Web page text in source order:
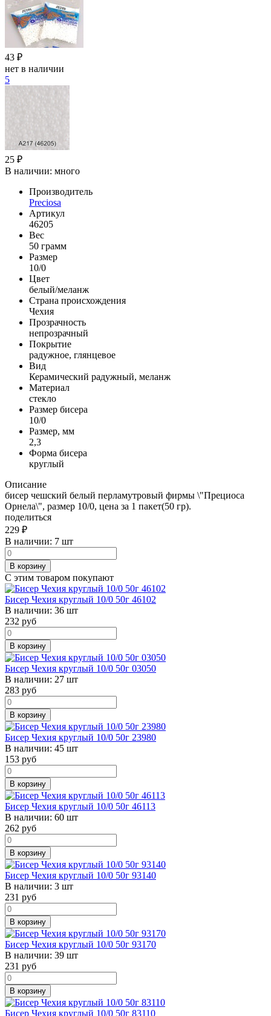
43 ₽
нет в наличии
5
25 ₽
В наличии: много
Производитель
Preciosa
Артикул
46205
Вес
50 грамм
Размер
10/0
Цвет
белый/меланж
Страна происхождения
Чехия
Прозрачность
непрозрачный
Покрытие
радужное, глянцевое
Вид
Керамический радужный, меланж
Материал
стекло
Размер бисера
10/0
Размер, мм
2,3
Форма бисера
круглый
Описание
бисер чешский белый перламутровый фирмы \"Прециоса
Орнела\", размер 10/0, цена за 1 пакет(50 гр).
поделиться
229 ₽
В наличии: 7 шт
В корзину
С этим товаром покупают
Бисер Чехия круглый 10/0 50г 46102
В наличии: 36 шт
232 руб
В корзину
Бисер Чехия круглый 10/0 50г 03050
В наличии: 27 шт
283 руб
В корзину
Бисер Чехия круглый 10/0 50г 23980
В наличии: 45 шт
153 руб
В корзину
Бисер Чехия круглый 10/0 50г 46113
В наличии: 60 шт
262 руб
В корзину
Бисер Чехия круглый 10/0 50г 93140
В наличии: 3 шт
231 руб
В корзину
Бисер Чехия круглый 10/0 50г 93170
В наличии: 39 шт
231 руб
В корзину
Бисер Чехия круглый 10/0 50г 83110